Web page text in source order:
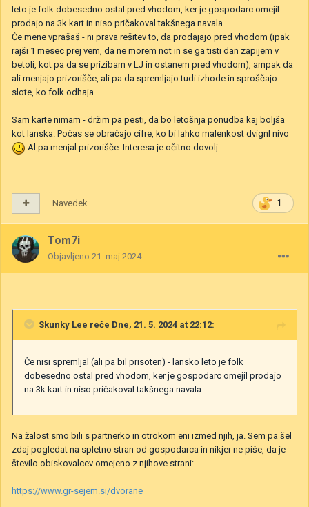
leto je folk dobesedno ostal pred vhodom, ker je gospodarc omejil
prodajo na 3k kart in niso pričakoval takšnega navala.
Če mene vprašaš - ni prava rešitev to, da prodajajo pred vhodom (ipak
rajši 1 mesec prej vem, da ne morem not in se ga tisti dan zapijem v
betoli, kot pa da se prizibam v LJ in ostanem pred vhodom), ampak da
ali menjajo prizorišče, ali pa da spremljajo tudi izhode in sproščajo
slote, ko folk odhaja.
Sam karte nimam - držim pa pesti, da bo letošnja ponudba kaj boljša
kot lanska. Počas se obračajo cifre, ko bi lahko malenkost dvignl nivo
Al pa menjal prizorišče. Interesa je očitno dovolj.
1
Navedek
Tom7i
Objavljeno 21. maj 2024
Skunky Lee reče Dne, 21. 5. 2024 at 22:12:
Če nisi spremljal (ali pa bil prisoten) - lansko leto je folk
dobesedno ostal pred vhodom, ker je gospodarc omejil prodajo
na 3k kart in niso pričakoval takšnega navala.
Na žalost smo bili s partnerko in otrokom eni izmed njih, ja. Sem pa šel
zdaj pogledat na spletno stran od gospodarca in nikjer ne piše, da je
število obiskovalcev omejeno z njihove strani:
https://www.gr-sejem.si/dvorane